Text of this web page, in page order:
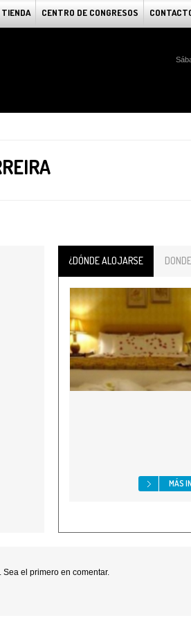
TIENDA CENTRO DE CONGRESOS
¿DÓNDE ALOJARSE
MÁS
el primero en comentar.